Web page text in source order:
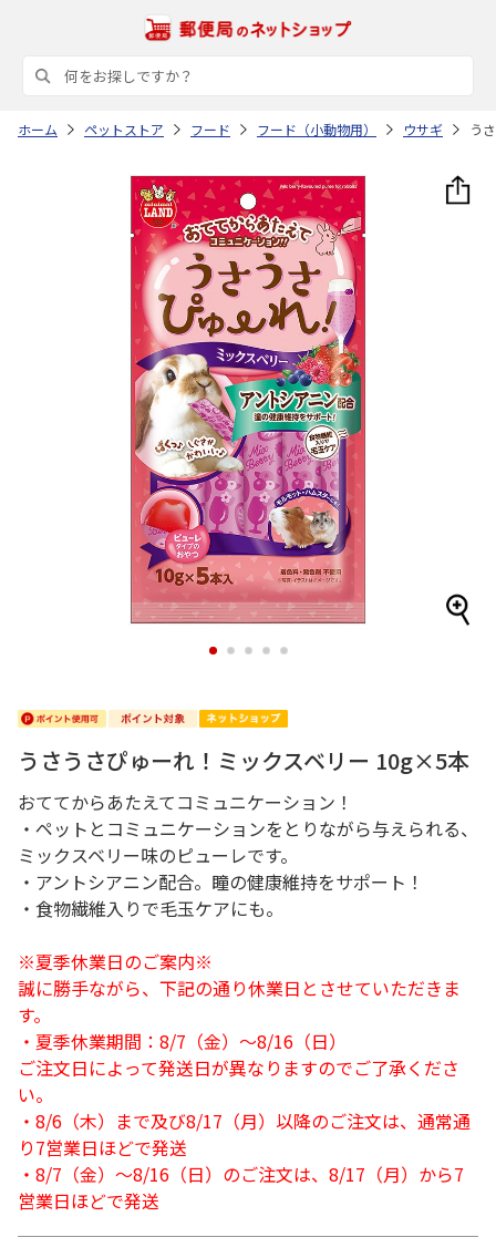
ホーム ペットストア フード フード（小動物用） ウサギ う
1 2 3 4 5
うさうさぴゅーれ！ミックスベリー 10g×5本
おててからあたえてコミュニケーション！
・ペットとコミュニケーションをとりながら与えられる、
ミックスベリー味のピューレです。
・アントシアニン配合。瞳の健康維持をサポート！
・食物繊維入りで毛玉ケアにも。
※夏季休業日のご案内※
誠に勝手ながら、下記の通り休業日とさせていただきま
す。
・夏季休業期間：8/7（金）～8/16（日）
ご注文日によって発送日が異なりますのでご了承くださ
い。
・8/6（木）まで及び8/17（月）以降のご注文は、通常通
り7営業日ほどで発送
・8/7（金）～8/16（日）のご注文は、8/17（月）から7
営業日ほどで発送